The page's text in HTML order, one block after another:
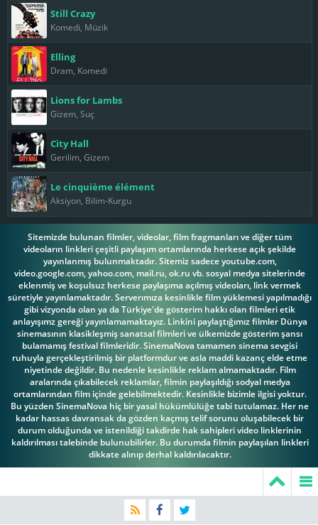
Still Crazy
Komedi, Müzik
Elling
Dram, Komedi
Lions for Lambs
Gizem, Suç
City Hall
Gerilim, Gizem
Le cinquième élément
Aksiyon, Bilim-Kurgu
Sitemizde bulunan filmler, videolar, film fragmanları ve diğer tüm
videoların linkleri çeşitli paylaşım ortamlarında herkese açık şekilde
yayınlanmış bulunmaktadır. Sitemiz sadece youtube.com,
video.google.com, yahoo.com, mail.ru, ok.ru vb. sosyal medya sitelerinde
eklenmiş ve koşulsuz herkese paylaşıma açılmış videoları, link vermek
süretiyle yayınlamaktadır. Serverımıza kesinlikle film yüklemesi yapılmadığı
gibi vizyonda olan ya da Türkiye'de gösterim hakkı olan filmleri etik
anlayışımz gereği yayınlamamaktayız. Linkini paylaştığımız filmler Dünya
sinemasının klasikleşmiş sanatsal filmleri ve ülkemizde gösterim şansı
bulamamış festival filmleridir. SinemaNova tamamen sinema sevgisi
ruhuyla gerçekleştirilmiş bir platformdur ve asla maddi kazanç elde etme
niyetinde değildir. Bu nedenle kesinlikle reklam almamaktadır. Film
aralarında çıkabilecek reklamlar, filmin paylaşıldığı sodyal medya
ortamlarından film içinde gelebilmektedir. Kesinlikle bizimle ilgisi yoktur.
Bu yüzden SinemaNova hiç bir yasal hükümlülüğe tabi tutulamaz. Her ne
kadar hassas davransak da gözden kaçmış telif sorunu oluşabilecek bir
durum olduğunda ve istenildiği takdirde hak sahipleri video linklerinin
kaldırılması talebinde bulunubilirler. Bu durumda filmin paylaşılan linkleri
dikkate alınıp derhal kaldırılacaktır.